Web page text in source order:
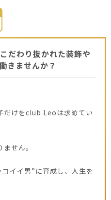
だわり抜かれた装飾や
きませんか？
だけをclub Leoは求めてい
せん。
イイ男”に育成し、人生を